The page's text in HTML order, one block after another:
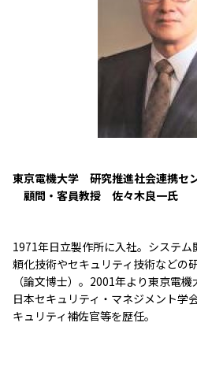
東京電機大学 研究推進社会連携セ
顧問・客員教授 佐々木良一氏
1971年日立製作所に入社。システ
頼化技術やセキュリティ技術などの
（論文博士）。2001年より東京電
日本セキュリティ・マネジメント学
キュリティ補佐官等を歴任。